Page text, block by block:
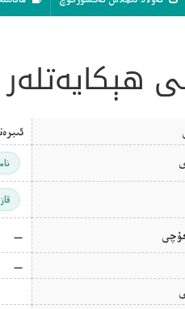
ھېكايەتلەر
—
—